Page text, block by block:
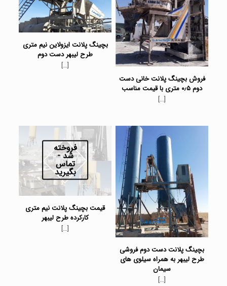
فروش بچینگ پلانت خانی دست
دوم ۰٫۵ متری با قیمت مناسب
[…]
بچینگ پلانت ایزولاین نیم متری
طرح لیبهر دست دوم
[…]
بچینگ پلانت دست دوم فروشی
طرح لیبهر به همراه سیلوی های
سیمان
[…]
فروخته
شد -
تماس
بگیرید
قیمت بچینگ پلانت نیم متری
کارکرده طرح لیبهر
[…]